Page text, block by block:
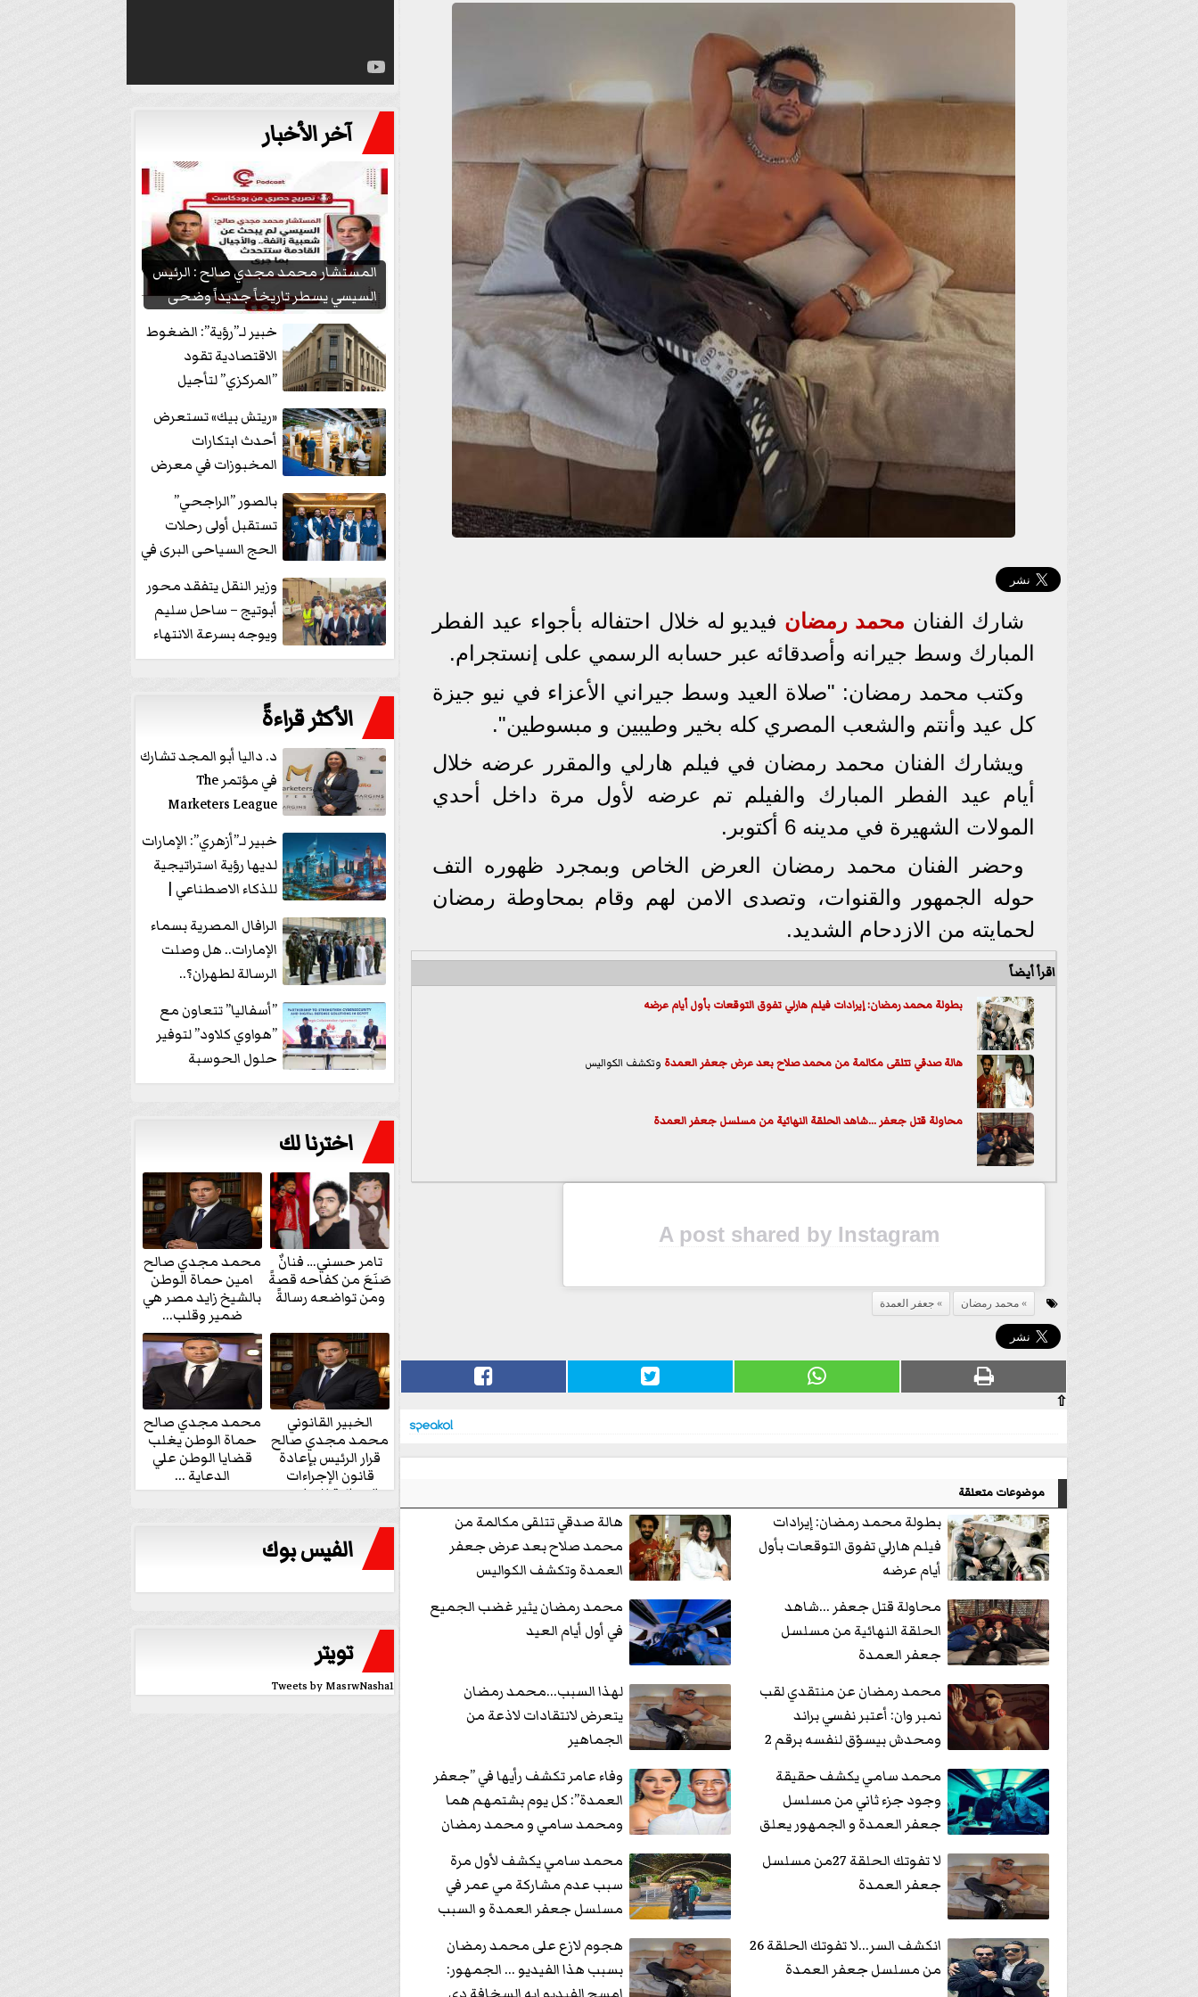
شارك الفنان محمد رمضان فيديو له خلال احتفاله بأجواء عيد الفطر
المبارك وسط جيرانه وأصدقائه عبر حسابه الرسمي على إنستجرام.
وكتب محمد رمضان: "صلاة العيد وسط جيراني الأعزاء في نيو جيزة
كل عيد وأنتم والشعب المصري كله بخير وطيبين و مبسوطين".
ويشارك الفنان محمد رمضان في فيلم هارلي والمقرر عرضه خلال
أيام عيد الفطر المبارك والفيلم تم عرضه لأول مرة داخل أحدي
المولات الشهيرة في مدينه 6 أكتوبر.
وحضر الفنان محمد رمضان العرض الخاص وبمجرد ظهوره التف
حوله الجمهور والقنوات، وتصدى الامن لهم وقام بمحاوطة رمضان
لحمايته من الازدحام الشديد.
اقرأ أيضاً
بطولة محمد رمضان: إيرادات فيلم هارلي تفوق التوقعات بأول أيام عرضه
هالة صدقي تتلقى مكالمة من محمد صلاح بعد عرض جعفر العمدة وتكشف الكواليس
محاولة قتل جعفر ...شاهد الحلقة النهائية من مسلسل جعفر العمدة
A post shared by Instagram
محمد رمضان جعفر العمدة
⇧
موضوعات متعلقة
بطولة محمد رمضان: إيرادات
فيلم هارلي تفوق التوقعات بأول
أيام عرضه
هالة صدقي تتلقى مكالمة من
محمد صلاح بعد عرض جعفر
العمدة وتكشف الكواليس
محاولة قتل جعفر ...شاهد
الحلقة النهائية من مسلسل
جعفر العمدة
محمد رمضان يثير غضب الجميع
في أول أيام العيد
محمد رمضان عن منتقدي لقب
نمبر وان: أعتبر نفسي براند
ومحدش بيسوّق لنفسه برقم 2
لهذا السبب...محمد رمضان
يتعرض لانتقادات لاذعة من
الجماهير
محمد سامي يكشف حقيقة
وجود جزء ثاني من مسلسل
جعفر العمدة و الجمهور يعلق
وفاء عامر تكشف رأيها في ”جعفر
العمدة”: كل يوم بشتمهم هما
ومحمد سامي و محمد رمضان
لا تفوتك الحلقة 27من مسلسل
جعفر العمدة
محمد سامي يكشف لأول مرة
سبب عدم مشاركة مي عمر في
مسلسل جعفر العمدة و السبب
انكشف السر...لا تفوتك الحلقة 26
من مسلسل جعفر العمدة
هجوم لازع على محمد رمضان
بسبب هذا الفيديو ... الجمهور:
آخر الأخبار
المستشار محمد مجدي صالح : الرئيس
السيسي يسطر تاريخاً جديداً وضحى
بشعبيته...
خبير لـ”رؤية”: الضغوط
الاقتصادية تقود
”المركزي” لتأجيل
«ريتش بيك» تستعرض
أحدث ابتكارات
المخبوزات في معرض
منتجات...
بالصور ”الراجحي”
تستقبل أولى رحلات
الحج السياحى البرى في
وزير النقل يتفقد محور
أبوتيج – ساحل سليم
ويوجه بسرعة الانتهاء
من...
الأكثر قراءةً
د. داليا أبو المجد تشارك
في مؤتمر The
Marketers League
وتدير جلسة...
خبير لـ”أزهري”: الإمارات
لديها رؤية استراتيجية
للذكاء الاصطناعي |
الرافال المصرية بسماء
الإمارات.. هل وصلت
الرسالة لطهران؟..
”ماعت جروب” تُجيب؟
|...
”أسفاليا” تتعاون مع
”هواوي كلاود” لتوفير
حلول الحوسبة
السحابية والأمن
اخترنا لك
تامر حسني… فنانٌ
صَنَعَ من كفاحه قصةً
ومن تواضعه رسالةً
محمد مجدي صالح
امين حماة الوطن
بالشيخ زايد مصر هي
ضمير وقلب...
الخبير القانوني
محمد مجدي صالح
قرار الرئيس بإعادة
قانون الإجراءات
الجنائية للنواب...
محمد مجدي صالح
حماة الوطن يغلب
قضايا الوطن علي
الدعاية ...
الفيس بوك
تويتر
Tweets by MasrwNasha1